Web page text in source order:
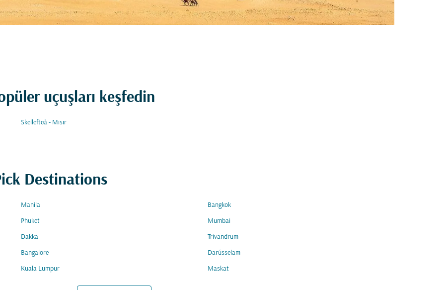
uçuşları keşfedin
Skellefteå - Mısır
Destinations
Manila Bangkok
Phuket Mumbai
Dakka Trivandrum
Bangalore Darüsselam
Kuala Lumpur Maskat